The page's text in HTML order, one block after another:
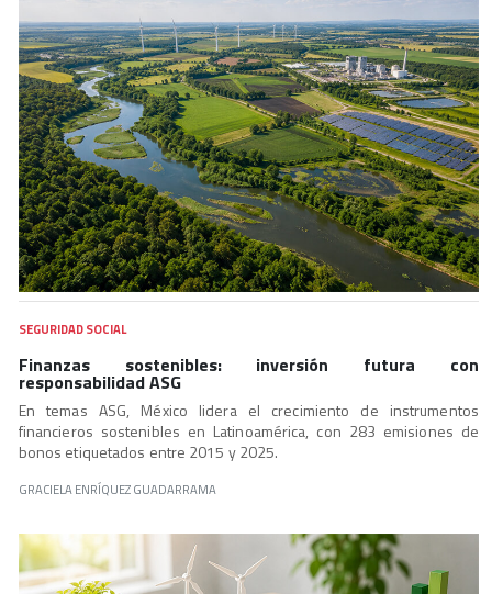
SEGURIDAD SOCIAL
Finanzas sostenibles: inversión futura con
responsabilidad ASG
En temas ASG, México lidera el crecimiento de instrumentos
financieros sostenibles en Latinoamérica, con 283 emisiones de
bonos etiquetados entre 2015 y 2025.
GRACIELA ENRÍQUEZ GUADARRAMA